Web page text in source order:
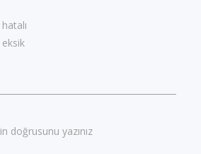
doğrusunu yazınız